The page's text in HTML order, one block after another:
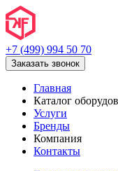
+7 (499) 994 50 70
Заказать звонок
Главная
Каталог
Услуги
Бренды
Компания
Контакты